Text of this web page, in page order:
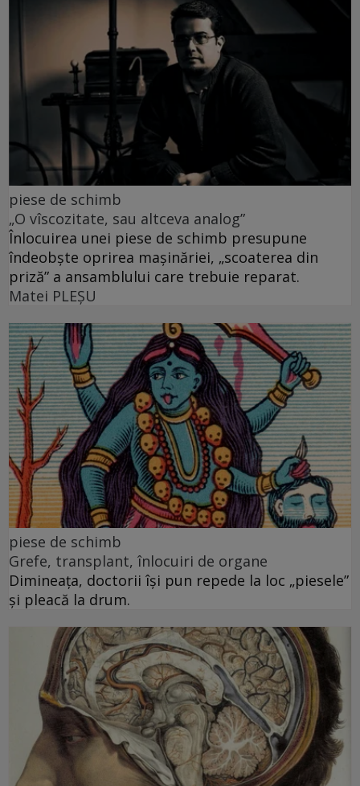
piese de schimb
„O vîscozitate, sau altceva analog”
Înlocuirea unei piese de schimb presupune
îndeobște oprirea mașinăriei, „scoaterea din
priză” a ansamblului care trebuie reparat.
Matei PLEŞU
piese de schimb
Grefe, transplant, înlocuiri de organe
Dimineața, doctorii își pun repede la loc „piesele”
și pleacă la drum.